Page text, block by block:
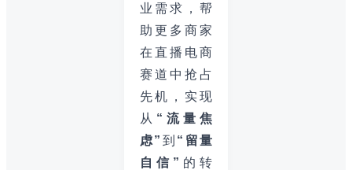
业需求，帮
助更多商家
在直播电商
赛道中抢占
先机，实现
从 “流量焦
虑” 到 “留量
自信” 的转